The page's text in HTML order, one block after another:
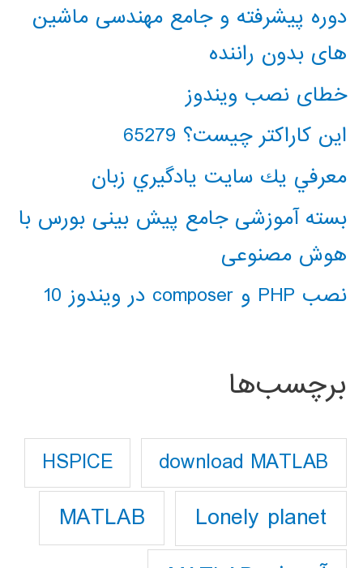
دوره پیشرفته و جامع مهندسی ماشین
های بدون راننده
خطای نصب ویندوز
این کاراکتر چیست؟ 65279
معرفي يك سايت يادگيري زبان
بسته آموزشی جامع پیش بینی بورس با
هوش مصنوعی
نصب PHP و composer در ویندوز 10
برچسب‌ها
download MATLAB
HSPICE
Lonely planet
MATLAB